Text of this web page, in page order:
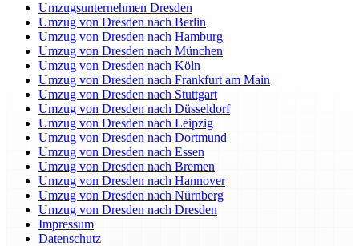
Umzugsunternehmen Dresden
Umzug von Dresden nach Berlin
Umzug von Dresden nach Hamburg
Umzug von Dresden nach München
Umzug von Dresden nach Köln
Umzug von Dresden nach Frankfurt am Main
Umzug von Dresden nach Stuttgart
Umzug von Dresden nach Düsseldorf
Umzug von Dresden nach Leipzig
Umzug von Dresden nach Dortmund
Umzug von Dresden nach Essen
Umzug von Dresden nach Bremen
Umzug von Dresden nach Hannover
Umzug von Dresden nach Nürnberg
Umzug von Dresden nach Dresden
Impressum
Datenschutz